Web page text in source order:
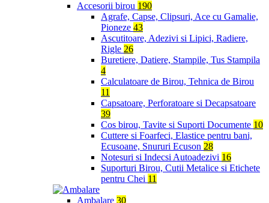
Accesorii birou 190
Agrafe, Capse, Clipsuri, Ace cu Gamalie,
Pioneze 43
Ascutitoare, Adezivi si Lipici, Radiere,
Rigle 26
Buretiere, Datiere, Stampile, Tus Stampila
4
Calculatoare de Birou, Tehnica de Birou
11
Capsatoare, Perforatoare si Decapsatoare
39
Cos birou, Tavite si Suporti Documente 10
Cuttere si Foarfeci, Elastice pentru bani,
Ecusoane, Snururi Ecuson 28
Notesuri si Indecsi Autoadezivi 16
Suporturi Birou, Cutii Metalice si Etichete
pentru Chei 11
Ambalare 30